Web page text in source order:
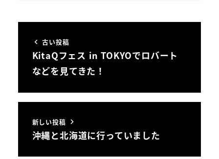
古い投稿
KitaQフェス in TOKYOでロバート
などを見てきた！
新しい投稿
沖縄と北海道に行っていました